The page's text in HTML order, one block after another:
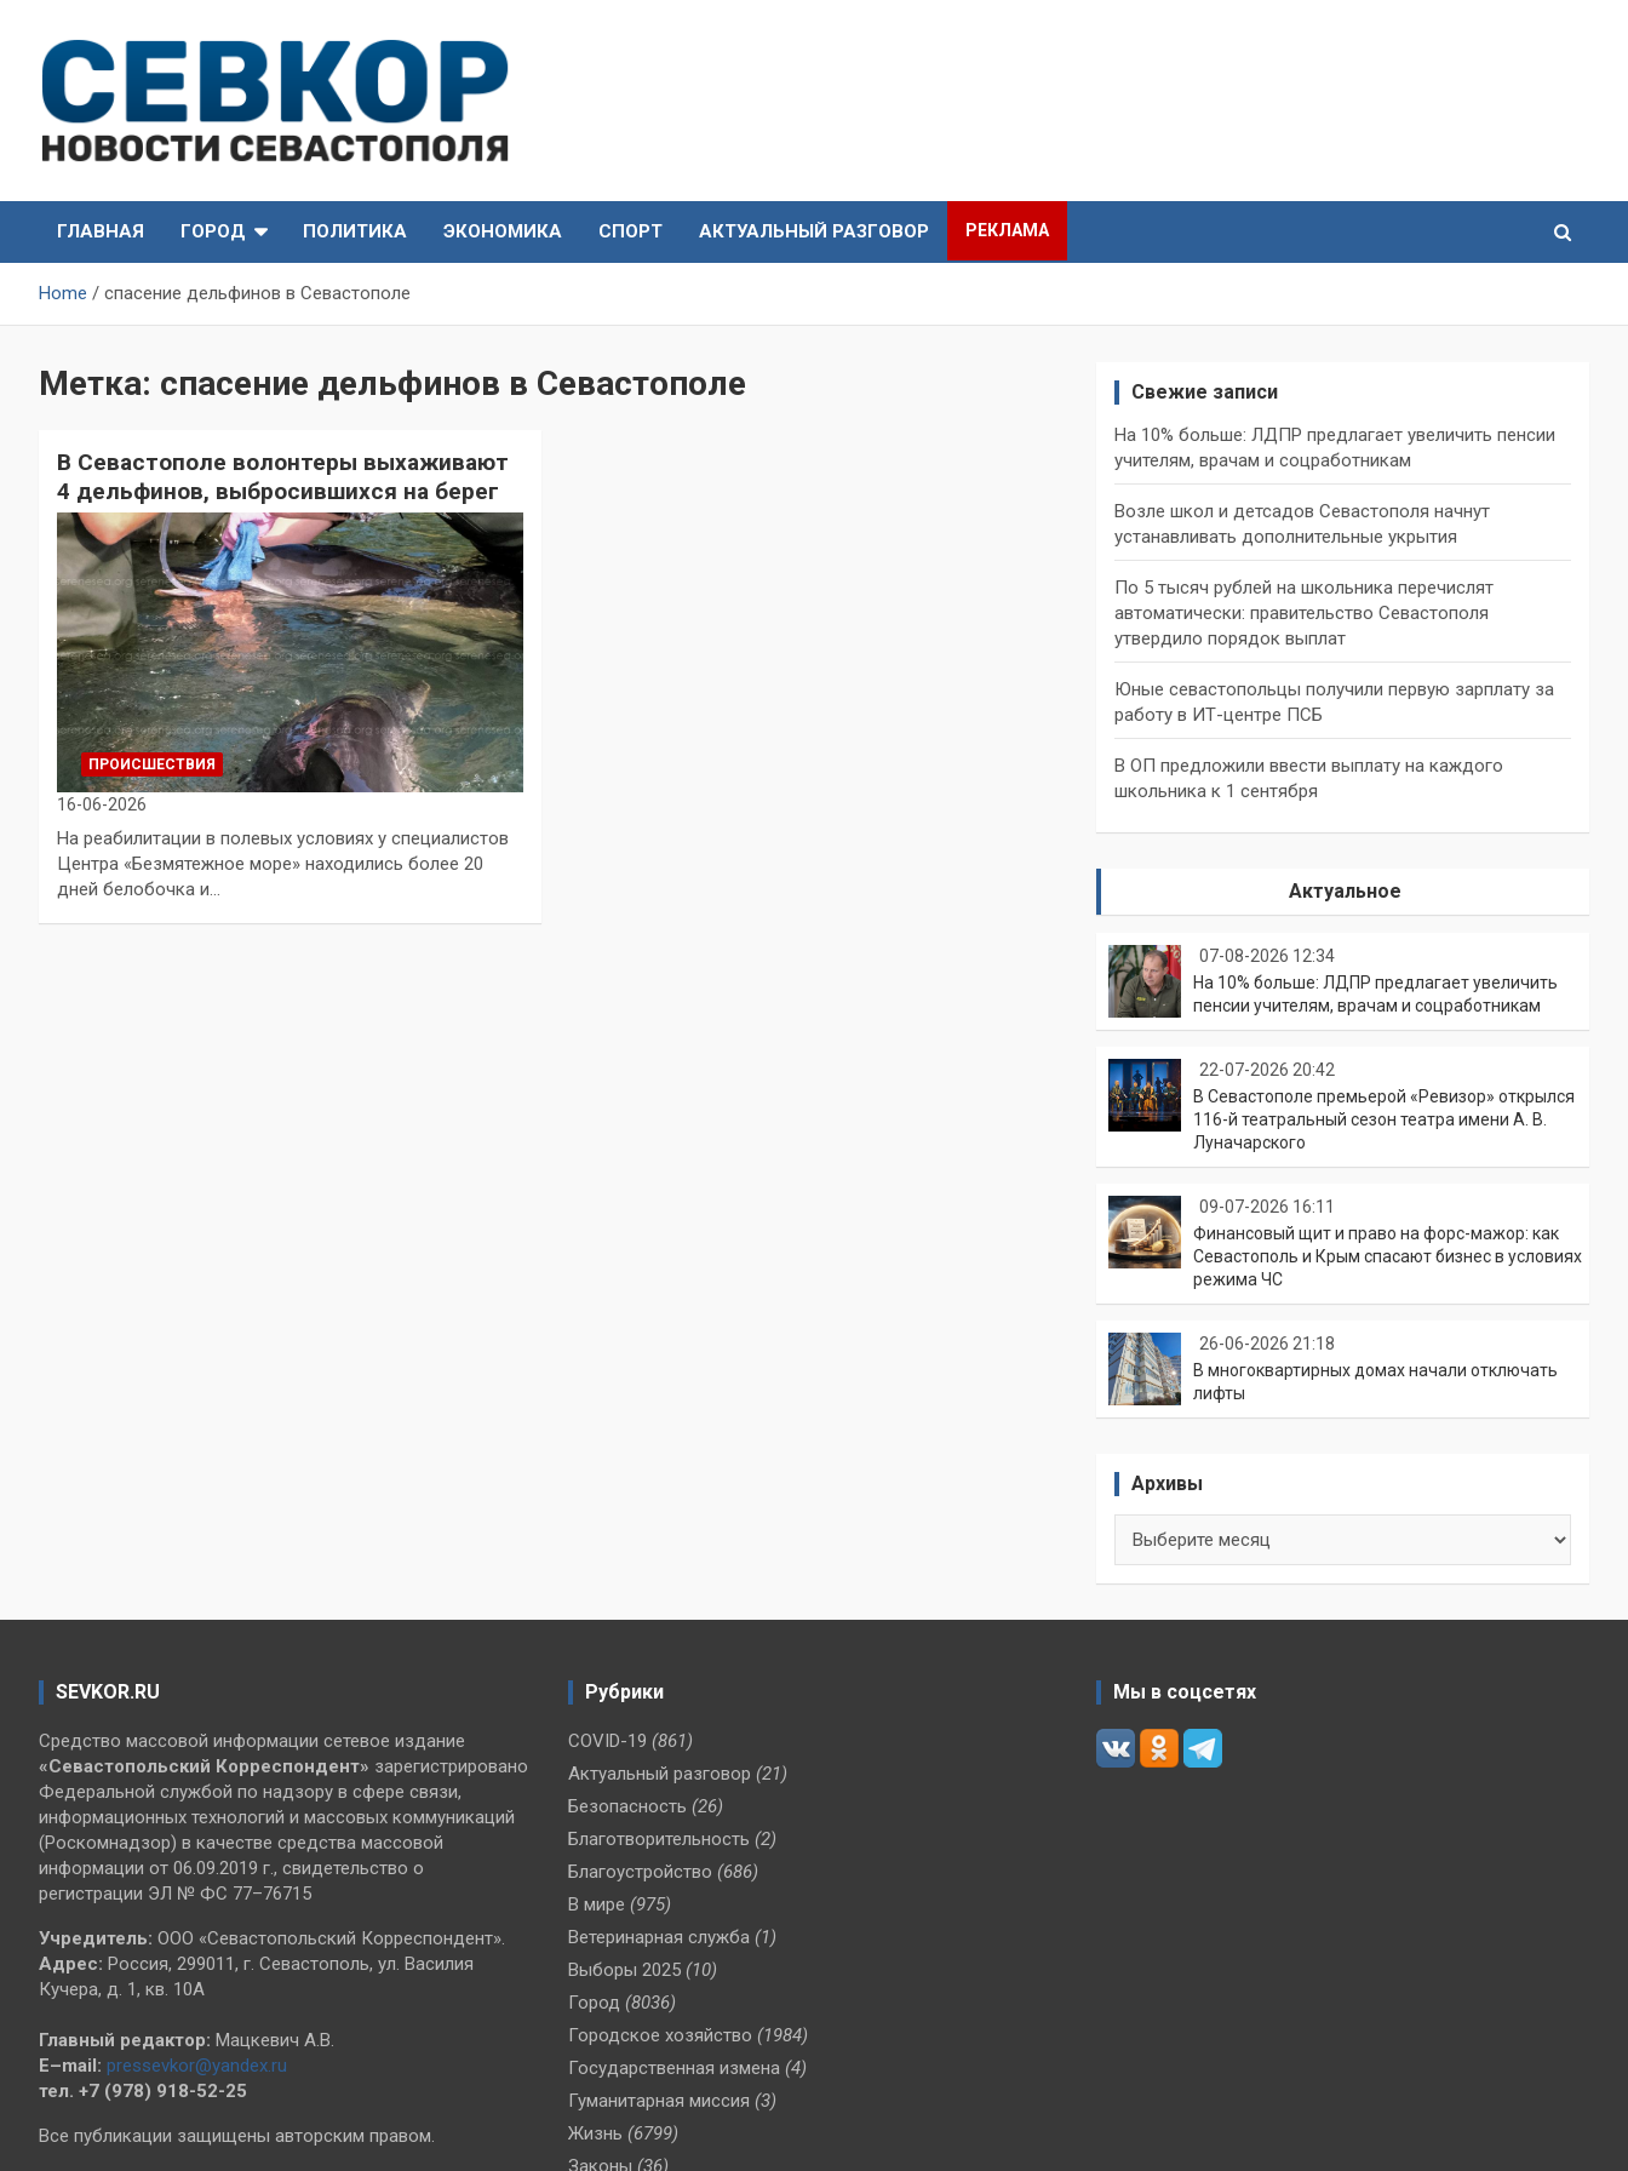
content
СевКор — Новости
Севастополя
Севастополя
ГЛАВНАЯ
ГОРОД ПОЛИТИКА ЭКОНОМИКА СПОРТ АКТУАЛЬНЫЙ РАЗГОВОР РЕКЛАМА
Home спасение дельфинов в Севастополе
Метка: спасение дельфинов в Севастополе
В Севастополе волонтеры выхаживают
4 дельфинов, выбросившихся на берег
ПРОИСШЕСТВИЯ
16-06-2026
На реабилитации в полевых условиях у специалистов
Центра «Безмятежное море» находились более 20
дней белобочка и…
Свежие записи
На 10% больше: ЛДПР предлагает увеличить пенсии
учителям, врачам и соцработникам
Возле школ и детсадов Севастополя начнут
устанавливать дополнительные укрытия
По 5 тысяч рублей на школьника перечислят
автоматически: правительство Севастополя
утвердило порядок выплат
Юные севастопольцы получили первую зарплату за
работу в ИТ-центре ПСБ
В ОП предложили ввести выплату на каждого
школьника к 1 сентября
Актуальное
07-08-2026 12:34
На 10% больше: ЛДПР предлагает увеличить
пенсии учителям, врачам и соцработникам
22-07-2026 20:42
В Севастополе премьерой «Ревизор» открылся
116-й театральный сезон театра имени А. В.
Луначарского
09-07-2026 16:11
Финансовый щит и право на форс-мажор: как
Севастополь и Крым спасают бизнес в условиях
режима ЧС
26-06-2026 21:18
В многоквартирных домах начали отключать
лифты
Архивы
SEVKOR.RU
Средство массовой информации сетевое издание
«Севастопольский Корреспондент» зарегистрировано
Федеральной службой по надзору в сфере связи,
информационных технологий и массовых коммуникаций
(Роскомнадзор) в качестве средства массовой
информации от 06.09.2019 г., свидетельство о
регистрации ЭЛ № ФС 77–76715
Учредитель: ООО «Севастопольский Корреспондент».
Адрес: Россия, 299011, г. Севастополь, ул. Василия
Кучера, д. 1, кв. 10А
Главный редактор: Мацкевич А.В.
E–mail: pressevkor@yandex.ru
тел. +7 (978) 918-52-25
Все публикации защищены авторским правом.
Рубрики
COVID-19 (861)
Актуальный разговор (21)
Безопасность (26)
Благотворительность (2)
Благоустройство (686)
В мире (975)
Ветеринарная служба (1)
Выборы 2025 (10)
Город (8036)
Городское хозяйство (1984)
Государственная измена (4)
Гуманитарная миссия (3)
Жизнь (6799)
Законы (36)
Мы в соцсетях